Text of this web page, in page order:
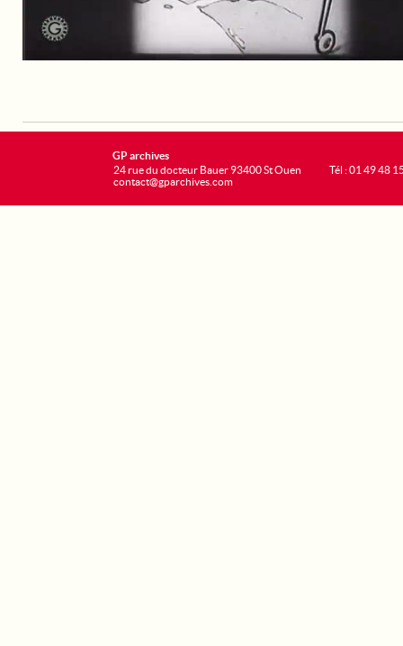
GP archives
24 rue du docteur Bauer 93400 St Ouen
contact@gparchives.com
Tél : 01 49 48